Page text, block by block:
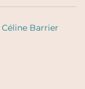
Céline Barrier